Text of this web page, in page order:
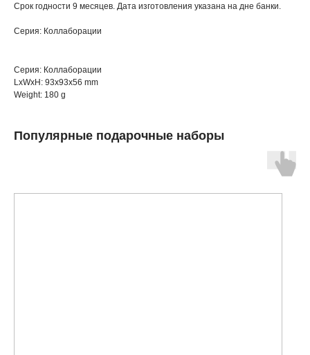
Срок годности 9 месяцев. Дата изготовления указана на дне банки.
Серия: Коллаборации
Серия: Коллаборации
LxWxH: 93x93x56 mm
Weight: 180 g
Популярные подарочные наборы